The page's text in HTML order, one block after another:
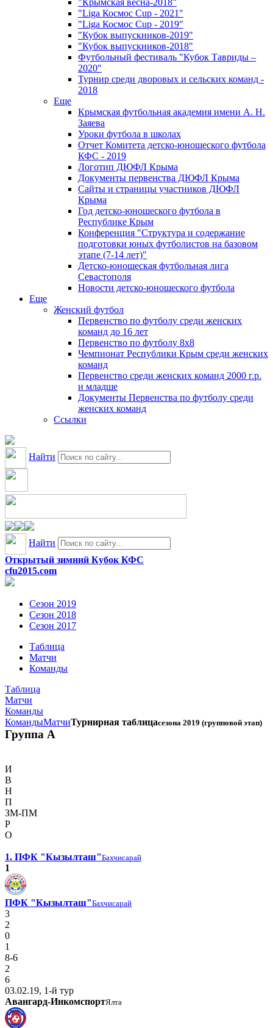
"Крымская весна-2018"
"Liga Космос Cup - 2021"
"Liga Космос Cup - 2019"
"Кубок выпускников-2019"
"Кубок выпускников-2018"
Футбольный фестиваль "Кубок Тавриды –
2020"
Турнир среди дворовых и сельских команд -
2018
Еще
Крымская футбольная академия имени А. Н.
Заяева
Уроки футбола в школах
Отчет Комитета детско-юношеского футбола
КФС - 2019
Логотип ДЮФЛ Крыма
Документы первенства ДЮФЛ Крыма
Сайты и страницы участников ДЮФЛ
Крыма
Год детско-юношеского футбола в
Республике Крым
Конференция "Структура и содержание
подготовки юных футболистов на базовом
этапе (7-14 лет)"
Детско-юношеская футбольная лига
Севастополя
Новости детско-юношеского футбола
Еще
Женский футбол
Первенство по футболу среди женских
команд до 16 лет
Первенство по футболу 8х8
Чемпионат Республики Крым среди женских
команд
Первенство среди женских команд 2000 г.р.
и младше
Документы Первенства по футболу среди
женских команд
Ссылки
Найти
Найти
Открытый зимний Кубок КФС
cfu2015.com
Сезон 2019
Сезон 2018
Сезон 2017
Таблица
Матчи
Команды
Таблица
Матчи
Команды
КомандыМатчиТурнирная таблицасезона 2019 (групповой этап)
Группа A
И
В
Н
П
ЗМ-ПМ
Р
О
1. ПФК "Кызылташ"Бахчисарай
1
ПФК "Кызылташ"Бахчисарай
3
2
0
1
8-6
2
6
03.02.19, 1-й тур
Авангард-ИнкомспортЯлта